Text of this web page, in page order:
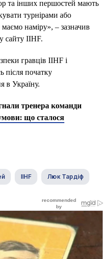
та інших першостей мають
турнірами або
наміру», – зазначив
сайту IIHF.
гравців IIHF і
після початку
в Україну.
тренера команди
що сталося
IIHF Люк Тардіф